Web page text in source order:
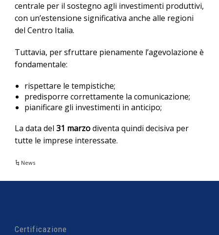
centrale per il sostegno agli investimenti produttivi,
con un’estensione significativa anche alle regioni
del Centro Italia.
Tuttavia, per sfruttare pienamente l’agevolazione è
fondamentale:
rispettare le tempistiche;
predisporre correttamente la comunicazione;
pianificare gli investimenti in anticipo;
La data del 31 marzodiventa quindi decisiva per
tutte le imprese interessate.
News
Certificazione